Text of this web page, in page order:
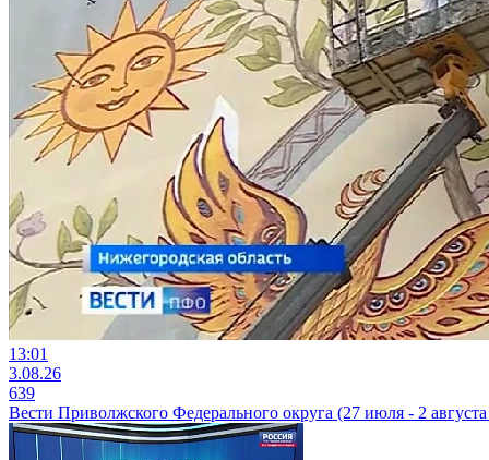
13:01
3.08.26
639
Вести Приволжского Федерального округа (27 июля - 2 августа